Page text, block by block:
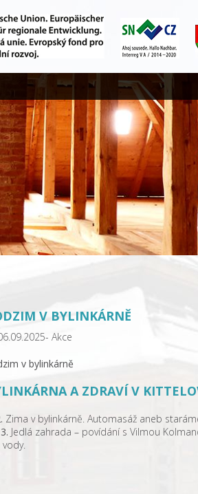
V BYLINKÁRNĚ
Akce
v bylinkárně
A ZDRAVÍ V
Zima v bylinkárně. Automasáž aneb
Jedlá zahrada – povídání s Vilmou